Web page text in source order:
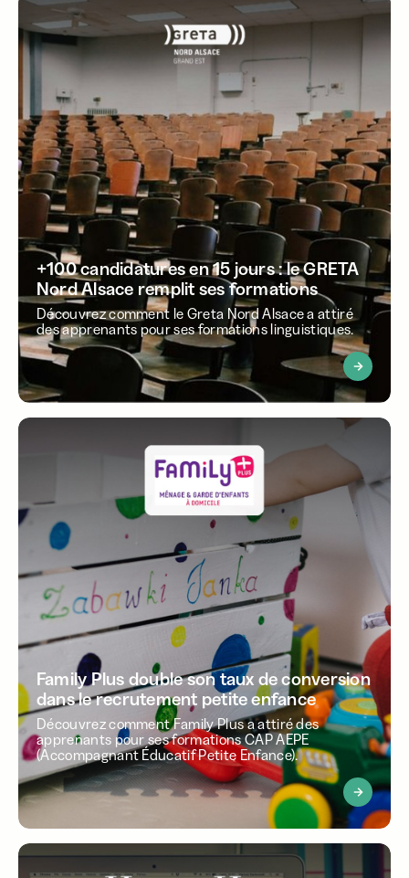
+100 candidatures en 15 jours : le GRETA
Nord Alsace remplit ses formations
Découvrez comment le Greta Nord Alsace a attiré
des apprenants pour ses formations linguistiques.
Family Plus double son taux de conversion
dans le recrutement petite enfance
Découvrez comment Family Plus a attiré des
apprenants pour ses formations CAP AEPE
(Accompagnant Éducatif Petite Enfance).